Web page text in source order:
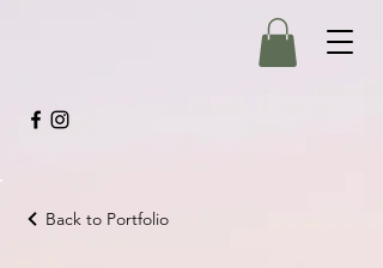
Back to Portfolio